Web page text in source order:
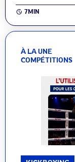
7MIN
À LA UNE
COMPÉTITIONS